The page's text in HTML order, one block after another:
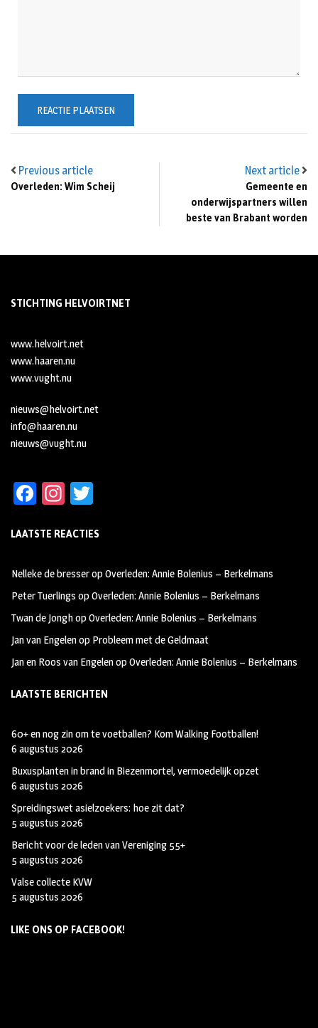
Previous article
Overleden: Wim Scheij
Next article
Gemeente en
onderwijspartners willen
beste van Brabant worden
STICHTING HELVOIRTNET
www.helvoirt.net
www.haaren.nu
www.vught.nu
nieuws@helvoirt.net
info@haaren.nu
nieuws@vught.nu
Fa
b
oo
k
In
ag
m
tt
LAATSTE REACTIES
Nelleke de bresseropOverleden: Annie Bolenius – Berkelmans
Peter Tuerlings opOverleden: Annie Bolenius – Berkelmans
Twan de JonghopOverleden: Annie Bolenius – Berkelmans
Jan van Engelenop Probleem met de Geldmaat
Jan en Roos van EngelenopOverleden: Annie Bolenius – Berkelmans
LAATSTE BERICHTEN
60+ en nog zin om te voetballen? Kom Walking Footballen!
6 augustus 2026
Buxusplanten in brand in Biezenmortel, vermoedelijk opzet
6 augustus 2026
Spreidingswet asielzoekers: hoe zit dat?
5 augustus 2026
Bericht voor de leden van Vereniging 55+
5 augustus 2026
Valse collecte KVW
5 augustus 2026
LIKE ONS OP FACEBOOK!